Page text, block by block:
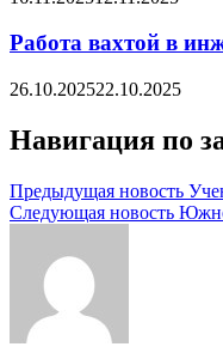
Работа вахтой в
26.10.202522.10.2025
Навигация по
Предыдущая новость
Следующая новость